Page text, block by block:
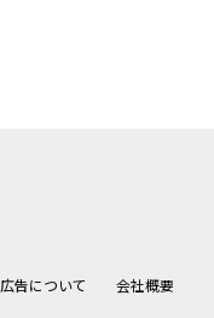
広告について 会社概要